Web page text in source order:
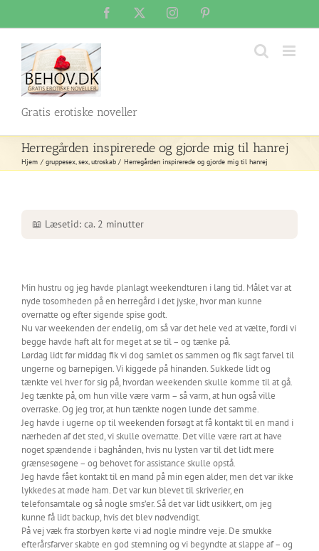
content
Facebook Instagram
Gratis erotiske noveller
Herregården inspirerede og gjorde mig til hanrej
Hjem gruppesex sex utroskab Herregården inspirerede og gjorde mig til hanrej
📖 Læsetid: ca. 2 minutter
Min hustru og jeg havde planlagt weekendturen i lang tid. Målet var at
nyde tosomheden på en herregård i det jyske, hvor man kunne
overnatte og efter sigende spise godt.
Nu var weekenden der endelig, om så var det hele ved at vælte, fordi vi
begge havde haft alt for meget at se til – og tænke på.
Lørdag lidt før middag fik vi dog samlet os sammen og fik sagt farvel til
ungerne og barnepigen. Vi kiggede på hinanden. Sukkede lidt og
tænkte vel hver for sig på, hvordan weekenden skulle komme til at gå.
Jeg tænkte på, om hun ville være varm – så varm, at hun også ville
overraske. Og jeg tror, at hun tænkte nogen lunde det samme.
Jeg havde i ugerne op til weekenden forsøgt at få kontakt til en mand i
nærheden af det sted, vi skulle overnatte. Det ville være rart at have
noget spændende i baghånden, hvis nu lysten var til det lidt mere
grænsesøgene – og behovet for assistance skulle opstå.
Jeg havde fået kontakt til en mand på min egen alder, men det var ikke
lykkedes at møde ham. Det var kun blevet til skriverier, en
telefonsamtale og så nogle sms’er. Så det var lidt usikkert, om jeg
kunne få lidt backup, hvis det blev nødvendigt.
På vej væk fra storbyen kørte vi ad nogle mindre veje. De smukke
efterårsfarver skabte en god stemning og vi begyndte at slappe af – og